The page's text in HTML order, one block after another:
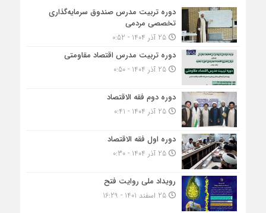
دوره تربیت مدرس صندوق سرمایه‌گذاری
تخصصی مردمی
25 آذر 1404 - 0:52
دوره تربیت مدرس اقتصاد مقاومتی
25 آذر 1404 - 0:50
دوره دوم فقه الاقتصاد
25 آذر 1404 - 0:41
دوره اول فقه الاقتصاد
25 آذر 1404 - 0:30
رویداد ملی روایت فتح
25 اسفند 1401 - 16:29